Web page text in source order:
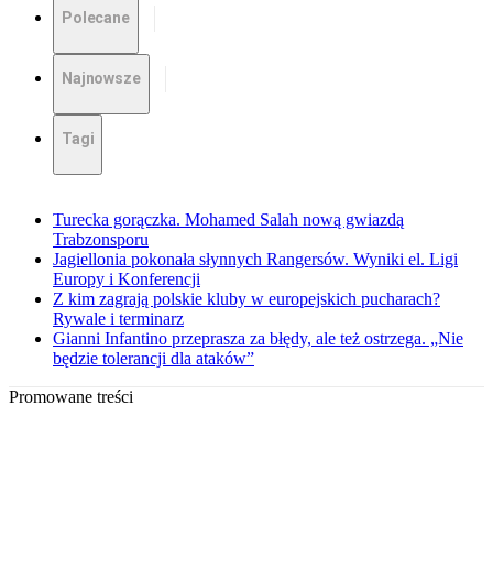
Polecane
Najnowsze
Tagi
Turecka gorączka. Mohamed Salah nową gwiazdą
Trabzonsporu
Jagiellonia pokonała słynnych Rangersów. Wyniki el. Ligi
Europy i Konferencji
Z kim zagrają polskie kluby w europejskich pucharach?
Rywale i terminarz
Gianni Infantino przeprasza za błędy, ale też ostrzega. „Nie
będzie tolerancji dla ataków”
Promowane treści